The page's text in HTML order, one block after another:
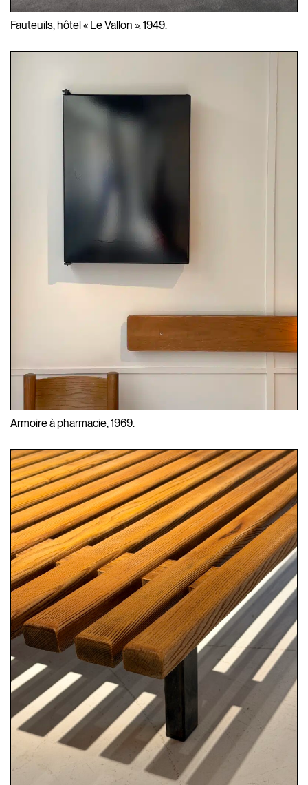
Fauteuils, hôtel « Le Vallon ». 1949.
Armoire à pharmacie, 1969.